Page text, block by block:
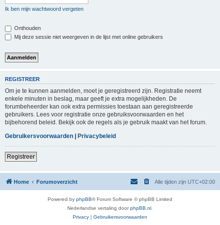
Ik ben mijn wachtwoord vergeten
Onthouden
Mij deze sessie niet weergeven in de lijst met online gebruikers
REGISTREER
Om je te kunnen aanmelden, moet je geregistreerd zijn. Registratie neemt
enkele minuten in beslag, maar geeft je extra mogelijkheden. De
forumbeheerder kan ook extra permissies toestaan aan geregistreerde
gebruikers. Lees voor registratie onze gebruiksvoorwaarden en het
bijbehorend beleid. Bekijk ook de regels als je gebruik maakt van het forum.
Gebruikersvoorwaarden | Privacybeleid
Registreer
Home Forumoverzicht Alle tijden zijn UTC+02:00
Powered by phpBB® Forum Software © phpBB Limited
Nederlandse vertaling doorphpBB.nl
Privacy | Gebruikersvoorwaarden